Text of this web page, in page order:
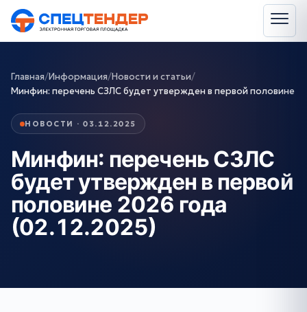
Главная/Информация/Новости и статьи/
Минфин: перечень СЗЛС будет утвержден в первой половине
НОВОСТИ · 03.12.2025
Минфин: перечень СЗЛС
будет утвержден в первой
половине 2026 года
(02.12.2025)